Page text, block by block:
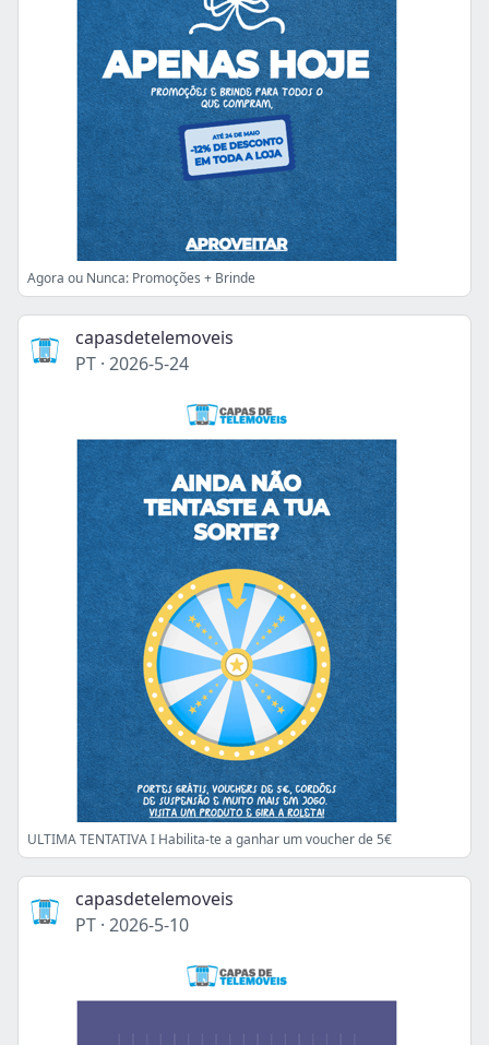
Agora ou Nunca: Promoções + Brinde
capasdetelemoveis
PT · 2026-5-24
ULTIMA TENTATIVA I Habilita-te a ganhar um voucher de 5€
capasdetelemoveis
PT · 2026-5-10